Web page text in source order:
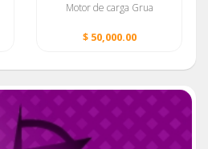
Motor de carga Grua
$ 50,000.00